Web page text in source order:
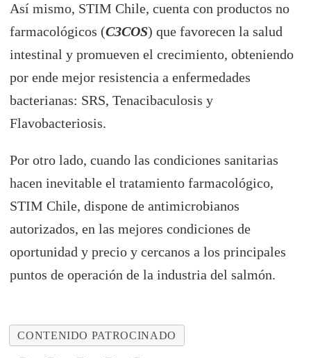
Así mismo, STIM Chile, cuenta con productos no
farmacológicos (C3COS) que favorecen la salud
intestinal y promueven el crecimiento, obteniendo
por ende mejor resistencia a enfermedades
bacterianas: SRS, Tenacibaculosis y
Flavobacteriosis.
Por otro lado, cuando las condiciones sanitarias
hacen inevitable el tratamiento farmacológico,
STIM Chile, dispone de antimicrobianos
autorizados, en las mejores condiciones de
oportunidad y precio y cercanos a los principales
puntos de operación de la industria del salmón.
CONTENIDO PATROCINADO